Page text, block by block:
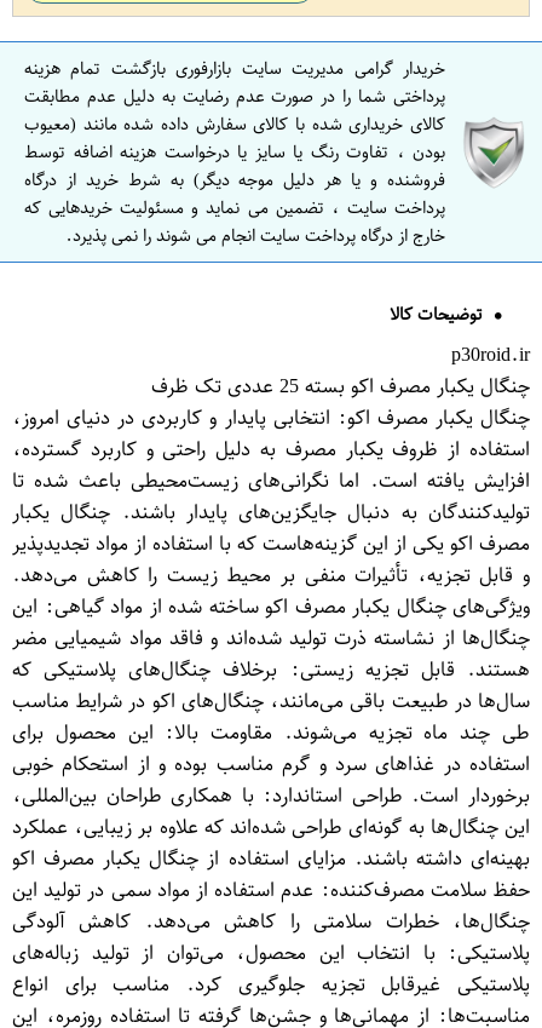
خریدار گرامی مدیریت سایت بازارفوری بازگشت تمام هزینه
پرداختی شما را در صورت عدم رضایت به دلیل عدم مطابقت
کالای خریداری شده با کالای سفارش داده شده مانند (معیوب
بودن ، تفاوت رنگ یا سایز یا درخواست هزینه اضافه توسط
فروشنده و یا هر دلیل موجه دیگر) به شرط خرید از درگاه
پرداخت سایت ، تضمین می نماید و مسئولیت خریدهایی که
خارج از درگاه پرداخت سایت انجام می شوند را نمی پذیرد.
توضیحات کالا
p30roid.ir
چنگال یکبار مصرف اکو بسته 25 عددی تک ظرف
چنگال یکبار مصرف اکو: انتخابی پایدار و کاربردی در دنیای امروز،
استفاده از ظروف یکبار مصرف به دلیل راحتی و کاربرد گسترده،
افزایش یافته است. اما نگرانی‌های زیست‌محیطی باعث شده تا
تولیدکنندگان به دنبال جایگزین‌های پایدار باشند. چنگال یکبار
مصرف اکو یکی از این گزینه‌هاست که با استفاده از مواد تجدیدپذیر
و قابل تجزیه، تأثیرات منفی بر محیط زیست را کاهش می‌دهد.
ویژگی‌های چنگال یکبار مصرف اکو ساخته شده از مواد گیاهی: این
چنگال‌ها از نشاسته ذرت تولید شده‌اند و فاقد مواد شیمیایی مضر
هستند. قابل تجزیه زیستی: برخلاف چنگال‌های پلاستیکی که
سال‌ها در طبیعت باقی می‌مانند، چنگال‌های اکو در شرایط مناسب
طی چند ماه تجزیه می‌شوند. مقاومت بالا: این محصول برای
استفاده در غذاهای سرد و گرم مناسب بوده و از استحکام خوبی
برخوردار است. طراحی استاندارد: با همکاری طراحان بین‌المللی،
این چنگال‌ها به گونه‌ای طراحی شده‌اند که علاوه بر زیبایی، عملکرد
بهینه‌ای داشته باشند. مزایای استفاده از چنگال یکبار مصرف اکو
حفظ سلامت مصرف‌کننده: عدم استفاده از مواد سمی در تولید این
چنگال‌ها، خطرات سلامتی را کاهش می‌دهد. کاهش آلودگی
پلاستیکی: با انتخاب این محصول، می‌توان از تولید زباله‌های
پلاستیکی غیرقابل تجزیه جلوگیری کرد. مناسب برای انواع
مناسبت‌ها: از مهمانی‌ها و جشن‌ها گرفته تا استفاده روزمره، این